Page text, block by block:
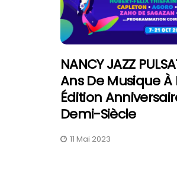
NANCY JAZZ
Ans De Musique
Édition
Demi-Siècle
11 Mai 2023